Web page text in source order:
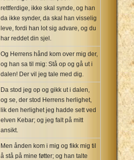
rettferdige, ikke skal synde, og han
da ikke synder, da skal han visselig
leve, fordi han lot sig advare, og du
har reddet din sjel.
Og Herrens hånd kom over mig der,
og han sa til mig: Stå op og gå ut i
dalen! Der vil jeg tale med dig.
Da stod jeg op og gikk ut i dalen,
og se, der stod Herrens herlighet,
lik den herlighet jeg hadde sett ved
elven Kebar; og jeg falt på mitt
ansikt.
Men ånden kom i mig og fikk mig til
å stå på mine føtter; og han talte